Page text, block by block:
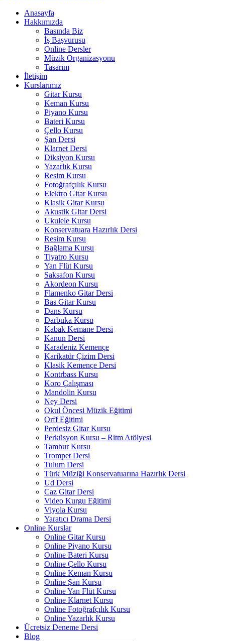
Anasayfa
Hakkımızda
Basında Biz
İş Başvurusu
Online Dersler
Müzik Organizasyonu
Tasarım
İletişim
Kurslarımız
Gitar Kursu
Keman Kursu
Piyano Kursu
Bateri Kursu
Çello Kursu
Şan Dersi
Klarnet Dersi
Diksiyon Kursu
Yazarlık Kursu
Resim Kursu
Fotoğrafçılık Kursu
Elektro Gitar Kursu
Klasik Gitar Kursu
Akustik Gitar Dersi
Ukulele Kursu
Konservatuara Hazırlık Dersi
Resim Kursu
Bağlama Kursu
Tiyatro Kursu
Yan Flüt Kursu
Saksafon Kursu
Akordeon Kursu
Flamenko Gitar Dersi
Bas Gitar Kursu
Dans Kursu
Darbuka Kursu
Kabak Kemane Dersi
Kanun Dersi
Karadeniz Kemençe
Karikatür Çizim Dersi
Klasik Kemençe Dersi
Kontrbass Kursu
Koro Çalışması
Mandolin Kursu
Ney Dersi
Okul Öncesi Müzik Eğitimi
Orff Eğitimi
Perdesiz Gitar Kursu
Perküsyon Kursu – Ritm Atölyesi
Tambur Kursu
Trompet Dersi
Tulum Dersi
Türk Müziği Konservatuarına Hazırlık Dersi
Ud Dersi
Caz Gitar Dersi
Video Kurgu Eğitimi
Viyola Kursu
Yaratıcı Drama Dersi
Online Kurslar
Online Gitar Kursu
Online Piyano Kursu
Online Bateri Kursu
Online Çello Kursu
Online Keman Kursu
Online Şan Kursu
Online Yan Flüt Kursu
Online Klarnet Kursu
Online Fotoğrafçılık Kursu
Online Yazarlık Kursu
Ücretsiz Deneme Dersi
Blog